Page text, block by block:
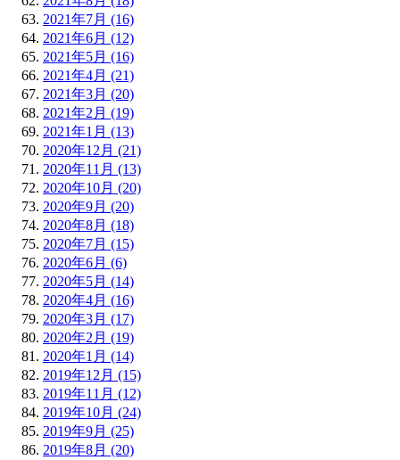
2021年7月 (16)
2021年6月 (12)
2021年5月 (16)
2021年4月 (21)
2021年3月 (20)
2021年2月 (19)
2021年1月 (13)
2020年12月 (21)
2020年11月 (13)
2020年10月 (20)
2020年9月 (20)
2020年8月 (18)
2020年7月 (15)
2020年6月 (6)
2020年5月 (14)
2020年4月 (16)
2020年3月 (17)
2020年2月 (19)
2020年1月 (14)
2019年12月 (15)
2019年11月 (12)
2019年10月 (24)
2019年9月 (25)
2019年8月 (20)